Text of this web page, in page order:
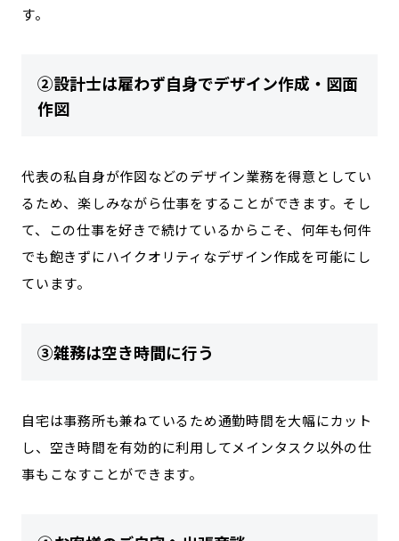
す。
②設計士は雇わず自身でデザイン作成・図面
作図
代表の私自身が作図などのデザイン業務を得意としてい
るため、楽しみながら仕事をすることができます。そし
て、この仕事を好きで続けているからこそ、何年も何件
でも飽きずにハイクオリティなデザイン作成を可能にし
ています。
③雑務は空き時間に行う
自宅は事務所も兼ねているため通勤時間を大幅にカット
し、空き時間を有効的に利用してメインタスク以外の仕
事もこなすことができます。